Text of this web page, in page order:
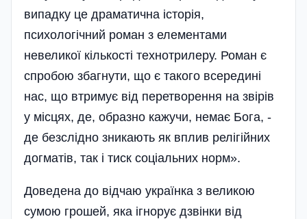
випадку це драматична історія,
психологічний роман з елементами
невеликої кількості технотрилеру. Роман є
спробою збагнути, що є такого всередині
нас, що втримує від перетворення на звірів
у місцях, де, образно кажучи, немає Бога, -
де безслідно зникають як вплив релігійних
догматів, так і тиск соціальних норм».
Доведена до відчаю українка з великою
сумою грошей, яка ігнорує дзвінки від